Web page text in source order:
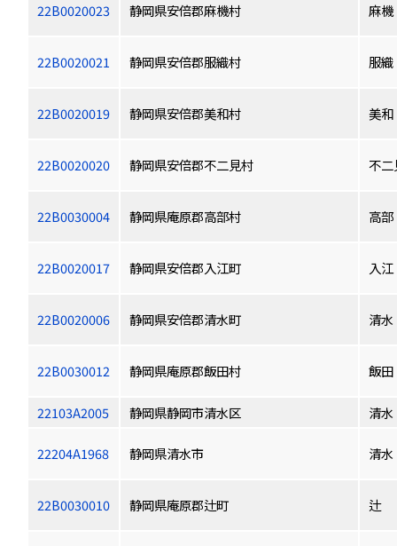
22B0020023 静岡県安倍郡麻機村 麻機
22B0020021 静岡県安倍郡服織村 服織
22B0020019 静岡県安倍郡美和村 美和
22B0020020 静岡県安倍郡不二見村 不二
22B0030004 静岡県庵原郡高部村 高部
22B0020017 静岡県安倍郡入江町 入江
22B0020006 静岡県安倍郡清水町 清水
22B0030012 静岡県庵原郡飯田村 飯田
22103A2005 静岡県静岡市清水区 清水
22204A1968 静岡県清水市 清水
22B0030010 静岡県庵原郡辻町 辻